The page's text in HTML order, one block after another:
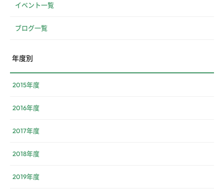
イベント一覧
ブログ一覧
年度別
2015年度
2016年度
2017年度
2018年度
2019年度